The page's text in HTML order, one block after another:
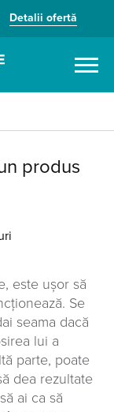
Detalii ofertă
produs
este ușor să
Se
seama dacă
lui a
parte, poate
dea rezultate
ai ca să